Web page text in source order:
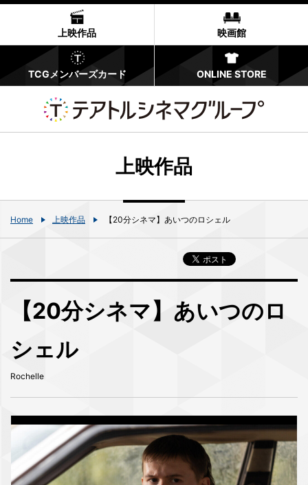
上映作品 映画館
TCGメンバーズカード ONLINE STORE
上映作品
Home 上映作品 【20分シネマ】あいつのロシェル
【20分シネマ】あいつのロ
シェル
Rochelle